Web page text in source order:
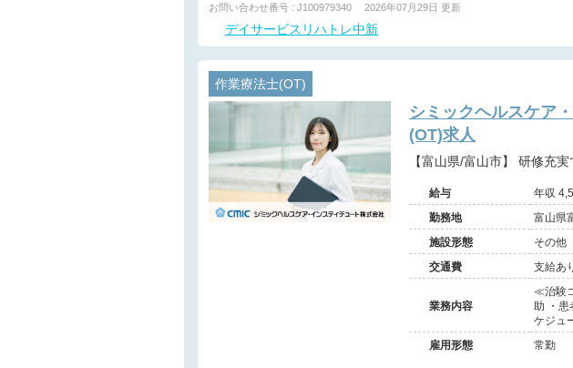
お問い合わせ番号 : J100979340 2026年07月29日 更新
デイサービスリハトレ中新
作業療法士(OT)
シミックヘルスケア
(OT)求人
【富山県/
給与
勤務地
富山県
施設形態
その他
交通費
支給あ
業務内容
≪治験
助 ・患
ケジュ
雇用形態
常勤